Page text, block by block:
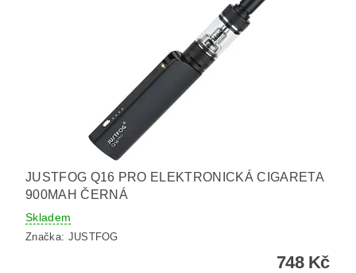
JUSTFOG Q16 PRO ELEKTRONICKÁ CIGARETA
900MAH ČERNÁ
Skladem
Značka: JUSTFOG
748 Kč